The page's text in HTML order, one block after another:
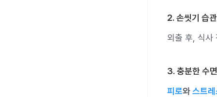
2. 손씻기 습
외출 후, 식사
3. 충분한 수
피로와스트